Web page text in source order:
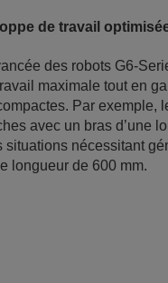
de travail
des robots G6-
maximale tout en
Par exemple,
avec un bras d’une
situations nécessitant
longueur de 600 mm.